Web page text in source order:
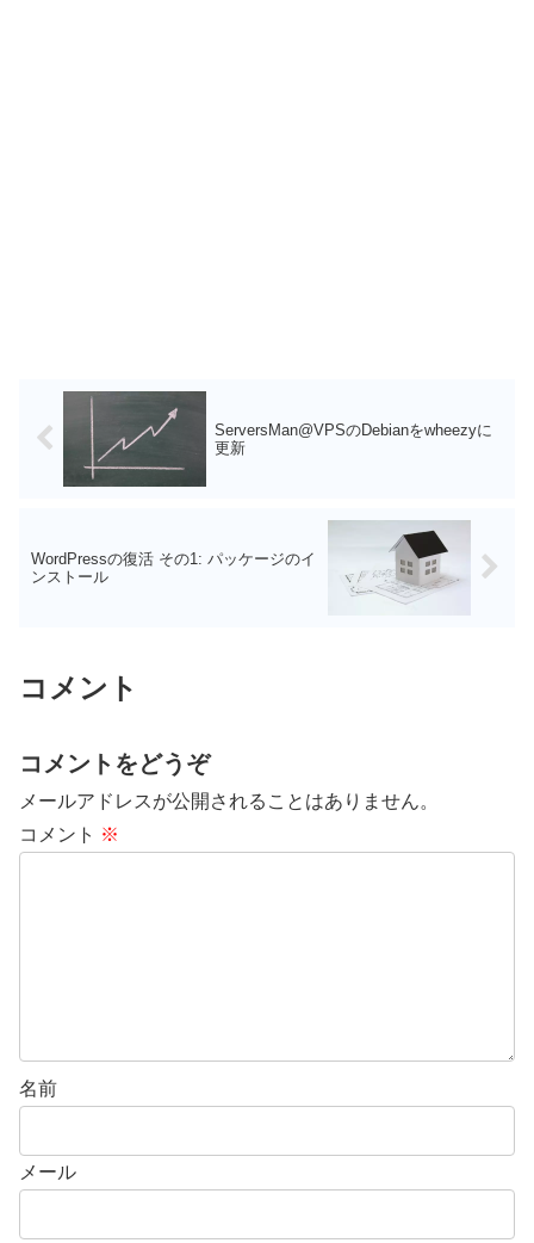
ServersMan@VPSのDebianをwheezyに
更新
WordPressの復活 その1: パッケージのイ
ンストール
コメント
コメントをどうぞ
メールアドレスが公開されることはありません。
コメント ※
名前
メール